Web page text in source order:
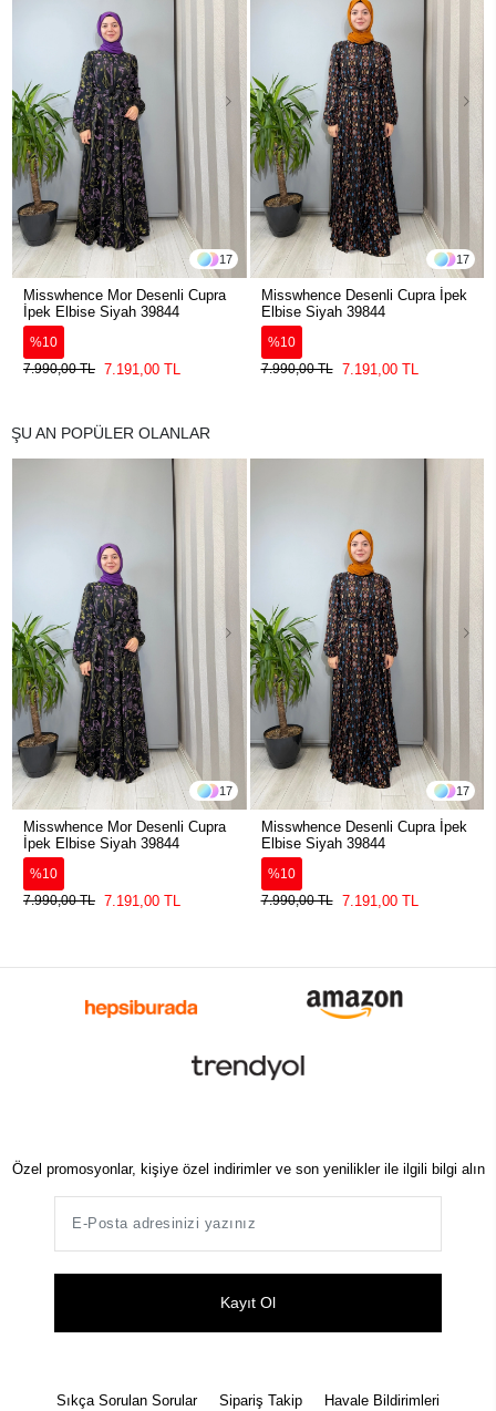
17
Misswhence Mor Desenli Cupra
İpek Elbise Siyah 39844
%10
7.990,00 TL 7.191,00 TL
17
Misswhence Desenli Cupra İpek
Elbise Siyah 39844
%10
7.990,00 TL
7.191,00 TL
ŞU AN POPÜLER OLANLAR
17
Misswhence Mor Desenli Cupra
İpek Elbise Siyah 39844
%10
7.990,00 TL 7.191,00 TL
17
Misswhence Desenli Cupra İpek
Elbise Siyah 39844
%10
7.990,00 TL
7.191,00 TL
Özel promosyonlar, kişiye özel indirimler ve son yenilikler ile ilgili bilgi alın
Kayıt Ol
Sıkça Sorulan Sorular Sipariş Takip Havale Bildirimleri